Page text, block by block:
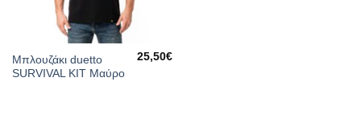
Μπλουζάκι duetto
SURVIVAL KIT Μαύρο
25,50€